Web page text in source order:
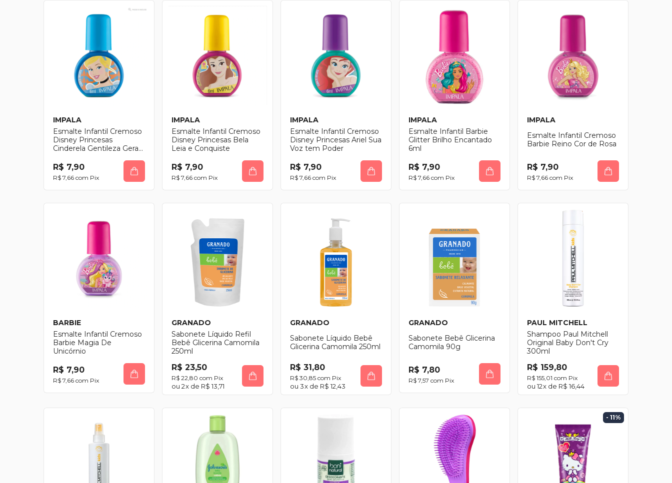
IMPALA
Esmalte Infantil Cremoso
Disney Princesas
Cinderela Gentileza Gera
R$ 7,90
R$ 7,66 com Pix
IMPALA
Esmalte Infantil Cremoso
Disney Princesas Bela
Leia e Conquiste
R$ 7,90
R$ 7,66 com Pix
IMPALA
Esmalte Infantil Cremoso
Disney Princesas Ariel Sua
Voz tem Poder
R$ 7,90
R$ 7,66 com Pix
IMPALA
Esmalte Infantil Barbie
Glitter Brilho Encantado
6ml
R$ 7,90
R$ 7,66 com Pix
IMPALA
Esmalte Infantil Cremoso
Barbie Reino Cor de Rosa
R$ 7,90
R$ 7,66 com Pix
BARBIE
Esmalte Infantil Cremoso
Barbie Magia De
Unicórnio
R$ 7,90
R$ 7,66 com Pix
GRANADO
Sabonete Líquido Refil
Bebê Glicerina Camomila
250ml
R$ 23,50
R$ 22,80 com Pix
2x de R$ 13,71
GRANADO
Sabonete Líquido Bebê
Glicerina Camomila 250ml
R$ 31,80
R$ 30,85 com Pix
3x de R$ 12,43
GRANADO
Sabonete Bebê Glicerina
Camomila 90g
R$ 7,80
R$ 7,57 com Pix
PAUL MITCHELL
Shampoo Paul Mitchell
Original Baby Don't Cry
300ml
R$ 159,80
R$ 155,01 com Pix
12x de R$ 16,44
- 11%